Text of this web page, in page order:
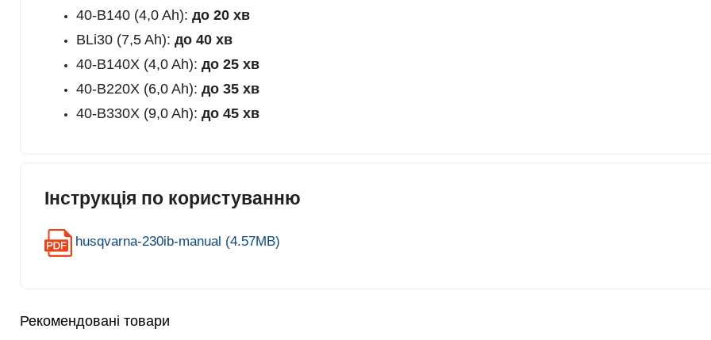
40-B140 (4,0 Ah): до 20 хв
BLi30 (7,5 Ah): до 40 хв
40-B140X (4,0 Ah): до 25 хв
40-B220X (6,0 Ah): до 35 хв
40-B330X (9,0 Ah): до 45 хв
Інструкція по користуванню
husqvarna-230ib-manual (4.57MB)
Рекомендовані товари